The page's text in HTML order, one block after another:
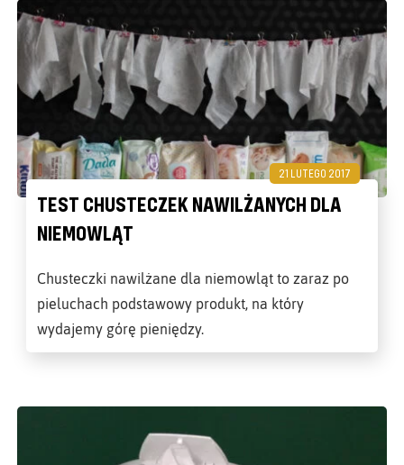
21 LUTEGO 2017
TEST CHUSTECZEK NAWILŻANYCH DLA
NIEMOWLĄT
Chusteczki nawilżane dla niemowląt to zaraz po
pieluchach podstawowy produkt, na który
wydajemy górę pieniędzy.